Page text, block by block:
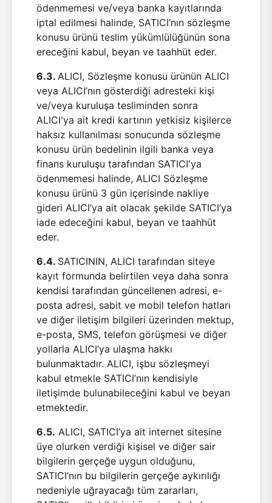
ödenmemesi ve/veya banka kayıtlarında
iptal edilmesi halinde, SATICI’nın sözleşme
konusu ürünü teslim yükümlülüğünün sona
ereceğini kabul, beyan ve taahhüt eder.
6.3. ALICI, Sözleşme konusu ürünün ALICI
veya ALICI’nın gösterdiği adresteki kişi
ve/veya kuruluşa tesliminden sonra
ALICI'ya ait kredi kartının yetkisiz kişilerce
haksız kullanılması sonucunda sözleşme
konusu ürün bedelinin ilgili banka veya
finans kuruluşu tarafından SATICI'ya
ödenmemesi halinde, ALICI Sözleşme
konusu ürünü 3 gün içerisinde nakliye
gideri ALICI’ya ait olacak şekilde SATICI’ya
iade edeceğini kabul, beyan ve taahhüt
eder.
6.4. SATICININ, ALICI tarafından siteye
kayıt formunda belirtilen veya daha sonra
kendisi tarafından güncellenen adresi, e-
posta adresi, sabit ve mobil telefon hatları
ve diğer iletişim bilgileri üzerinden mektup,
e-posta, SMS, telefon görüşmesi ve diğer
yollarla ALICI’ya ulaşma hakkı
bulunmaktadır. ALICI, işbu sözleşmeyi
kabul etmekle SATICI’nın kendisiyle
iletişimde bulunabileceğini kabul ve beyan
etmektedir.
6.5. ALICI, SATICI’ya ait internet sitesine
üye olurken verdiği kişisel ve diğer sair
bilgilerin gerçeğe uygun olduğunu,
SATICI’nın bu bilgilerin gerçeğe aykırılığı
nedeniyle uğrayacağı tüm zararları,